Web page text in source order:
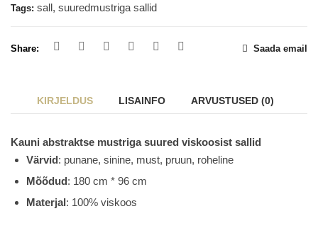
Tags: sall, suuredmustriga sallid
Share: Saada email
KIRJELDUS LISAINFO ARVUSTUSED (0)
Kauni abstraktse mustriga suured viskoosist sallid
Värvid: punane, sinine, must, pruun, roheline
Mõõdud: 180 cm * 96 cm
Materjal: 100% viskoos